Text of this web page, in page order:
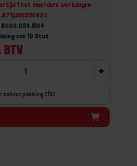
1 tot meerdere werkdagen
8000.024.5I04
van 10 Stuk
+
(10)